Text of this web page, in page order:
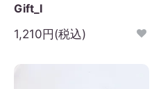
Gift_I
1,210円(税込)